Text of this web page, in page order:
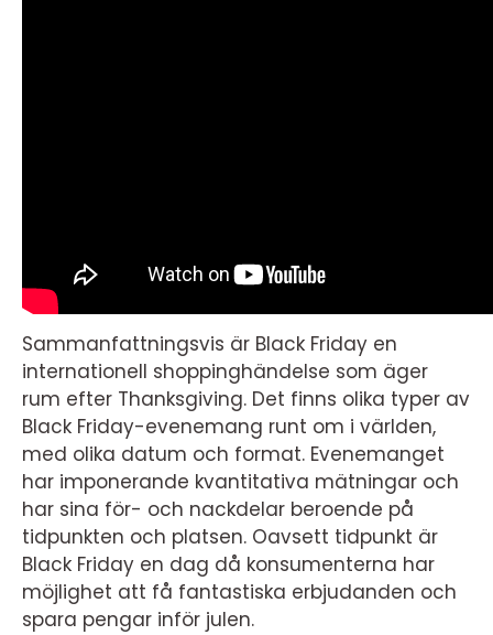
Sammanfattningsvis är Black Friday en
internationell shoppinghändelse som äger
rum efter Thanksgiving. Det finns olika typer av
Black Friday-evenemang runt om i världen,
med olika datum och format. Evenemanget
har imponerande kvantitativa mätningar och
har sina för- och nackdelar beroende på
tidpunkten och platsen. Oavsett tidpunkt är
Black Friday en dag då konsumenterna har
möjlighet att få fantastiska erbjudanden och
spara pengar inför julen.